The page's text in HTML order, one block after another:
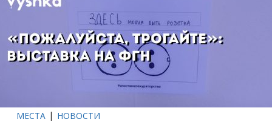
МЕСТА НОВОСТИ